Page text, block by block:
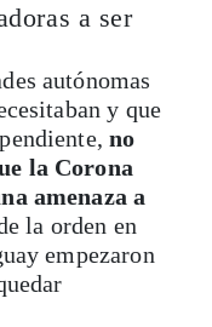
a ser
autónomas
y que
no
la Corona
amenaza a
la orden en
empezaron